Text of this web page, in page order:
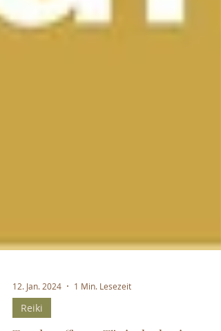
12. Jan. 2024